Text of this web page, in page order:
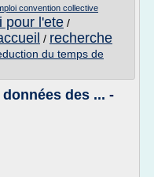
convention collective
pour l'ete /
/ recherche
du temps de
des ... -